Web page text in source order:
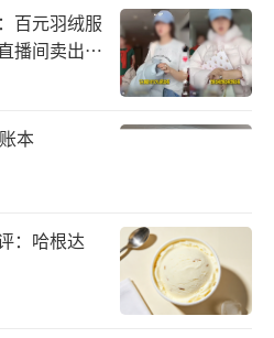
方，过去阿里大消费矩
联结构，不同支路独立
费业务的组织形式变为
总开关。在阿里的设计
与任务拆解后，再将流
，它首先要做的是把用
接来自真实春节场景的
百元羽绒服
播间卖出超
本
：哈根达